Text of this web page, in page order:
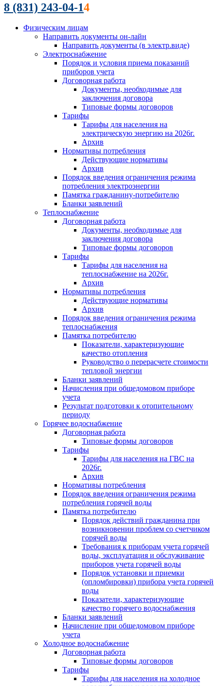
8 (831) 243-04-14
Физическим лицам
Направить документы он-лайн
Направить документы (в электр.виде)
Электроснабжение
Порядок и условия приема показаний
приборов учета
Договорная работа
Документы, необходимые для
заключения договора
Типовые формы договоров
Тарифы
Тарифы для населения на
электрическую энергию на 2026г.
Архив
Нормативы потребления
Действующие нормативы
Архив
Порядок введения ограничения режима
потребления электроэнергии
Памятка гражданину-потребителю
Бланки заявлений
Теплоснабжение
Договорная работа
Документы, необходимые для
заключения договора
Типовые формы договоров
Тарифы
Тарифы для населения на
теплоснабжение на 2026г.
Архив
Нормативы потребления
Действующие нормативы
Архив
Порядок введения ограничения режима
теплоснабжения
Памятка потребителю
Показатели, характеризующие
качество отопления
Руководство о перерасчете стоимости
тепловой энергии
Бланки заявлений
Начисления при общедомовом приборе
учета
Результат подготовки к отопительному
периоду
Горячее водоснабжение
Договорная работа
Типовые формы договоров
Тарифы
Тарифы для населения на ГВС на
2026г.
Архив
Нормативы потребления
Порядок введения ограничения режима
потребления горячей воды
Памятка потребителю
Порядок действий гражданина при
возникновении проблем со счетчиком
горячей воды
Требования к приборам учета горячей
воды, эксплуатация и обслуживание
приборов учета горячей воды
Порядок установки и приемки
(опломбировки) прибора учета горячей
воды
Показатели, характеризующие
качество горячего водоснабжения
Бланки заявлений
Начисление при общедомовом приборе
учета
Холодное водоснабжение
Договорная работа
Типовые формы договоров
Тарифы
Тарифы для населения на холодное